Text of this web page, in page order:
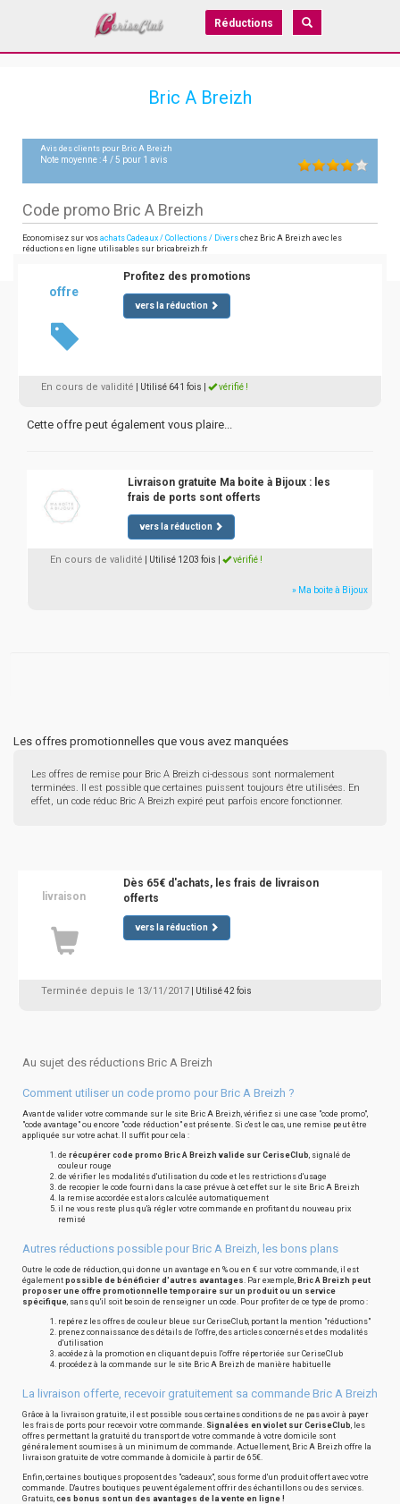
Réductions
Bric A Breizh
Avis des clients pour Bric A Breizh
Note moyenne :4 /5 pour 1 avis
Code promo Bric A Breizh
Economisez sur vos achats Cadeaux / Collections / Divers chez Bric A Breizh avec les
réductions en ligne utilisables sur bricabreizh.fr
offre
Profitez des promotions
vers la réduction
En cours de validité | Utilisé 641 fois vérifié !
Cette offre peut également vous plaire...
Livraison gratuite Ma boite à Bijoux : les
frais de ports sont offerts
vers la réduction
En cours de validité | Utilisé 1203 fois vérifié !
» Ma boite à Bijoux
Les offres promotionnelles que vous avez manquées
Les offres de remise pour Bric A Breizh ci-dessous sont normalement
terminées. Il est possible que certaines puissent toujours être utilisées. En
effet, un code réduc Bric A Breizh expiré peut parfois encore fonctionner.
livraison
Dès 65€ d'achats, les frais de livraison
offerts
vers la réduction
Terminée depuis le 13/11/2017 | Utilisé 42 fois
Au sujet des réductions Bric A Breizh
Comment utiliser un code promo pour Bric A Breizh ?
Avant de valider votre commande sur le site Bric A Breizh, vérifiez si une case "code promo",
"code avantage" ou encore "code réduction" est présente. Si c'est le cas, une remise peut être
appliquée sur votre achat. Il suffit pour cela :
de récupérer code promo Bric A Breizh valide sur CeriseClub, signalé de
couleur rouge
de vérifier les modalités d'utilisation du code et les restrictions d'usage
de recopier le code fourni dans la case prévue à cet effet sur le site Bric A Breizh
la remise accordée est alors calculée automatiquement
il ne vous reste plus qu'à régler votre commande en profitant du nouveau prix
remisé
Autres réductions possible pour Bric A Breizh, les bons plans
Outre le code de réduction, qui donne un avantage en % ou en € sur votre commande, il est
également possible de bénéficier d'autres avantages. Par exemple, Bric A Breizh peut
proposer une offre promotionnelle temporaire sur un produit ou un service
spécifique, sans qu'il soit besoin de renseigner un code. Pour profiter de ce type de promo :
repérez les offres de couleur bleue sur CeriseClub, portant la mention "réductions"
prenez connaissance des détails de l'offre, des articles concernés et des modalités
d'utilisation
accédez à la promotion en cliquant depuis l'offre répertoriée sur CeriseClub
procédez à la commande sur le site Bric A Breizh de manière habituelle
La livraison offerte, recevoir gratuitement sa commande Bric A Breizh
Grâce à la livraison gratuite, il est possible sous certaines conditions de ne pas avoir à payer
les frais de ports pour recevoir votre commande. Signalées en violet sur CeriseClub, les
offres permettant la gratuité du transport de votre commande à votre domicile sont
généralement soumises à un minimum de commande. Actuellement, Bric A Breizh offre la
livraison gratuite de votre commande à domicile à partir de 65€.
Enfin, certaines boutiques proposent des "cadeaux", sous forme d'un produit offert avec votre
commande. D'autres boutiques peuvent également offrir des échantillons ou des services.
Gratuits, ces bonus sont un des avantages de la vente en ligne !